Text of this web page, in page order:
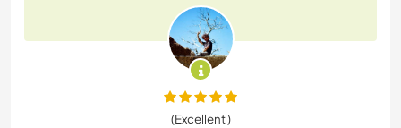
(Excellent )